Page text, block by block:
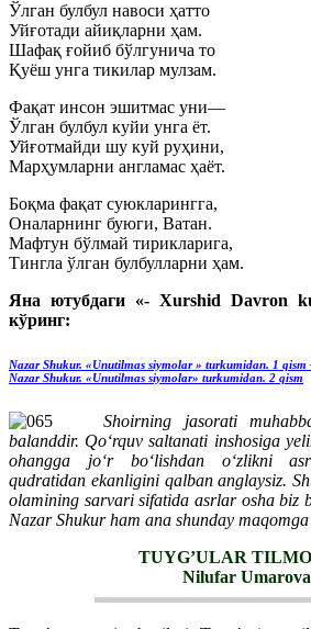
Ўлган булбул навоси ҳатто
Уйғотади айиқларни ҳам.
Шафақ ғойиб бўлгунича то
Қуёш унга тикилар мулзам.
Фақат инсон эшитмас уни—
Ўлган булбул куйи унга ёт.
Уйғотмайди шу куй руҳини,
Марҳумларни англамас ҳаёт.
Боқма фақат суюкларингга,
Оналарнинг буюги, Ватан.
Мафтун бўлмай тирикларига,
Тингла ўлган булбулларни ҳам.
Яна ютубдаги «- Xurshid Davron
кўринг:
Nazar Shukur. «Unutilmas siymolar » turkumidan. 1
Nazar Shukur. «Unutilmas siymolar» turkumidan. 2 qism
Shoirning jasorati
balanddir. Qoʻrquv saltanati inshosiga
ohangga joʻr boʻlishdan oʻzlikni
qudratidan ekanligini qalban anglaysiz.
olamining sarvari sifatida asrlar osha biz
Nazar Shukur ham ana shunday
TUYG’ULAR
Nilufar Umarova